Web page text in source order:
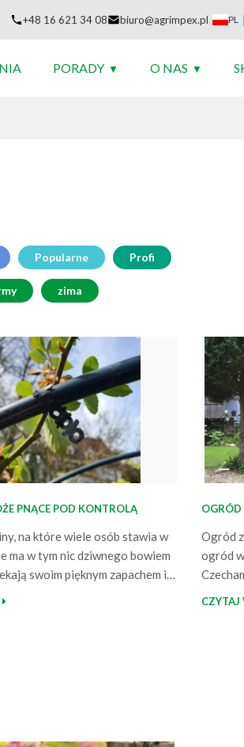
+48 16 621 34 08 biuro@agrimpex.pl PL
PORADY O NAS
Popularne Profi
zima
PNĄCE POD KONTROLĄ
na które wiele osób stawia w
ma w tym nic dziwnego bowiem
swoim pięknym zapachem i
zalet, róże posiadają
OGRÓD
Ogród
ogród
przez
CZYTAJ